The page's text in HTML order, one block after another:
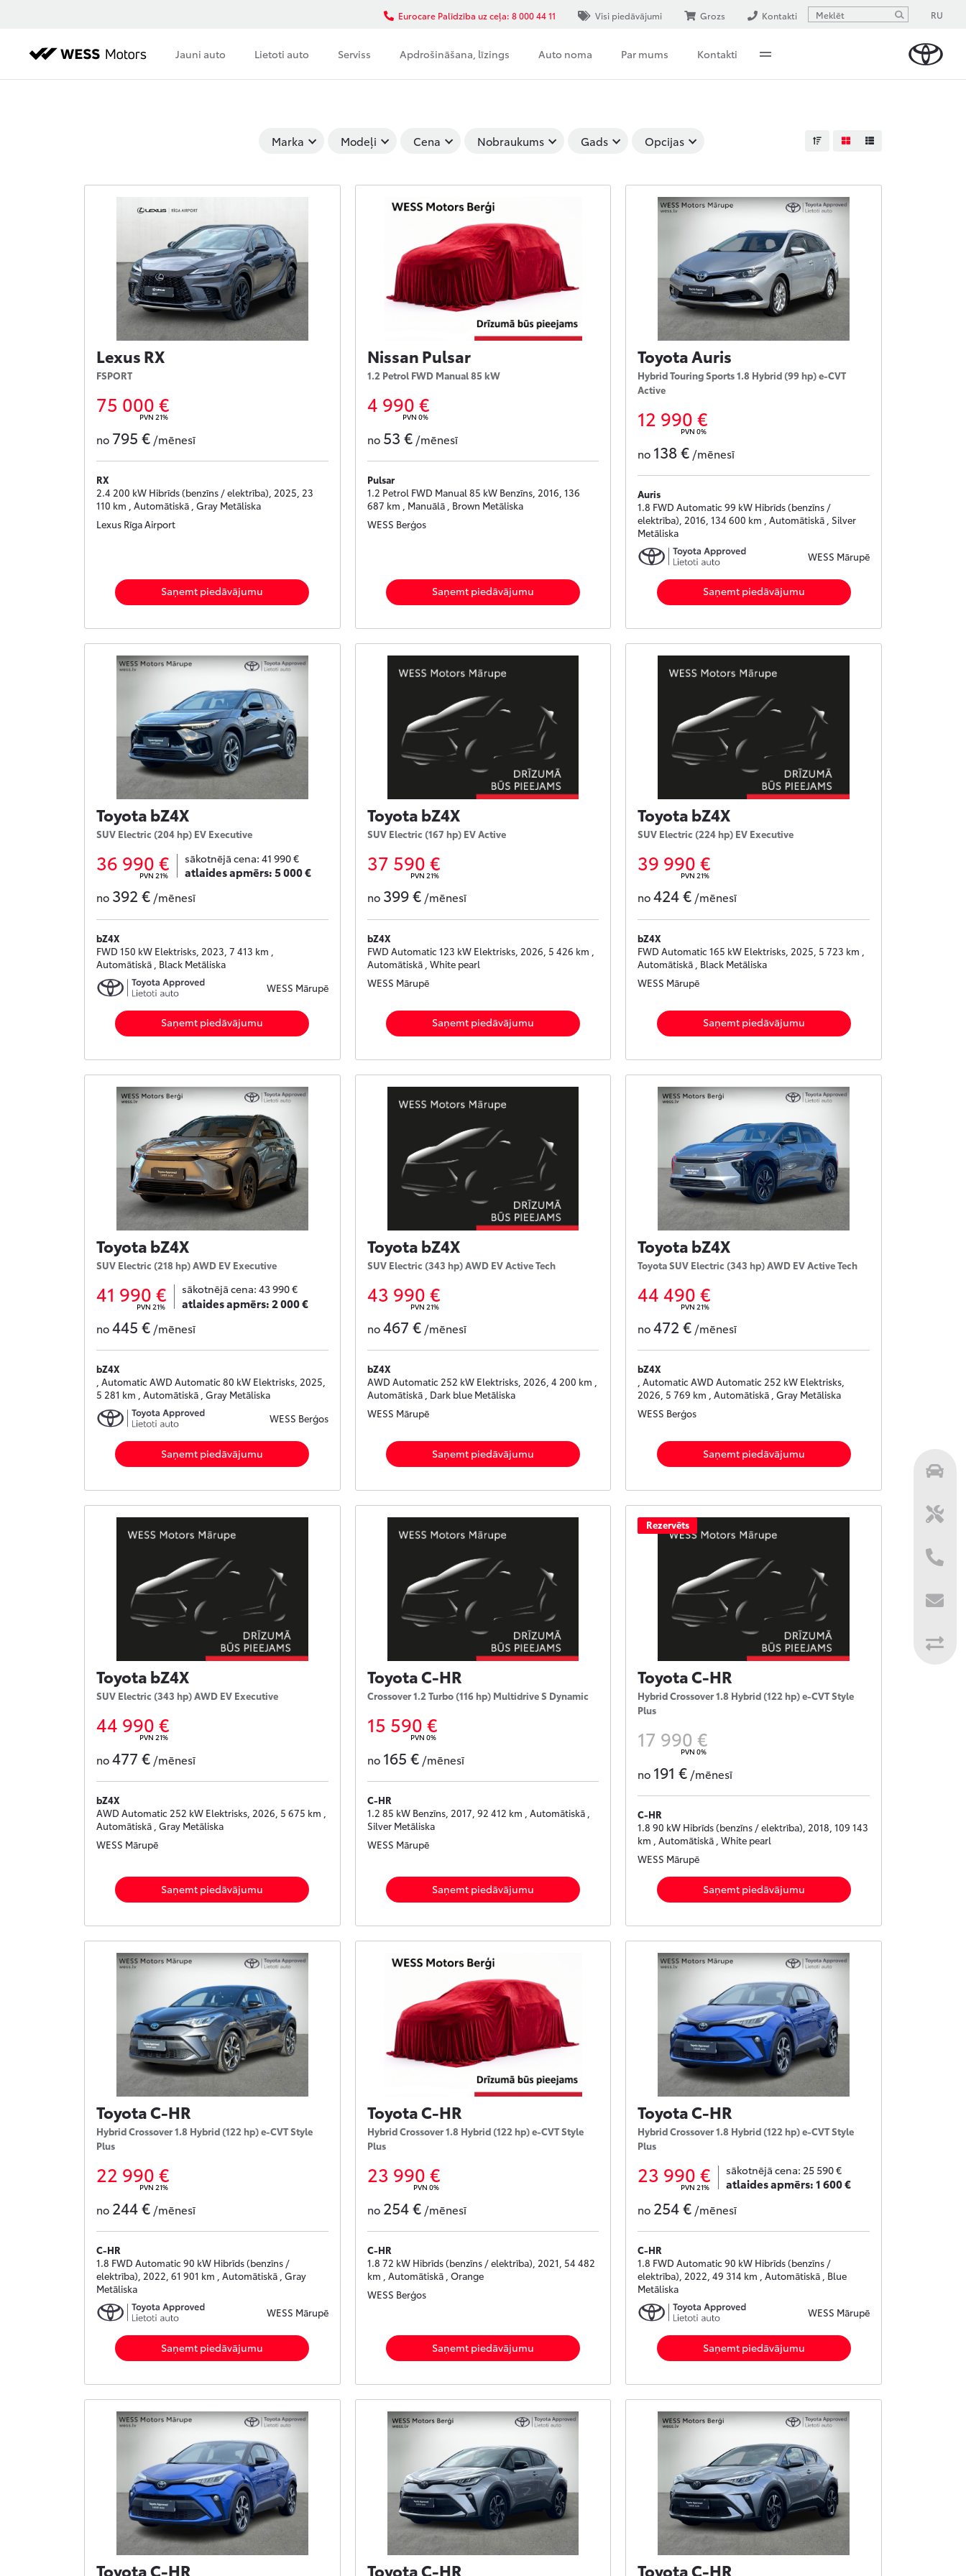
Jauni auto Lietoti auto Serviss Apdrošināšana, līzings Auto noma Par mums Kontakti
Eurocare Palīdzība uz ceļa: 8 000 44 11 Visi piedāvājumi Grozs Kontakti RU
Marka Modeļi Cena Nobraukums Gads Opcijas
Lexus RX
FSPORT
75 000 €
PVN 21%
no 795 € /mēnesī
RX
2.4 200 kW Hibrīds (benzīns / elektrība), 2025, 23
110 km , Automātiskā , Gray Metāliska
Lexus Rīga Airport
Saņemt piedāvājumu
Nissan Pulsar
1.2 Petrol FWD Manual 85 kW
4 990 €
PVN 0%
no 53 €/mēnesī
Pulsar
1.2 Petrol FWD Manual 85 kW Benzīns, 2016, 136
687 km , Manuālā , Brown Metāliska
WESS Berģos
Saņemt piedāvājumu
Toyota Auris
Hybrid Touring Sports 1.8 Hybrid (99 hp) e-CVT
Active
12 990 €
PVN 0%
no 138 € /mēnesī
Auris
1.8 FWD Automatic 99 kW Hibrīds (benzīns /
elektrība), 2016, 134 600 km , Automātiskā , Silver
Metāliska
WESS Mārupē
Saņemt piedāvājumu
Toyota bZ4X
SUV Electric (204 hp) EV Executive
36 990 €
PVN 21%
sākotnējā cena: 41 990 €
atlaides apmērs:5 000 €
no 392 € /mēnesī
bZ4X
FWD 150 kW Elektrisks, 2023, 7 413 km ,
Automātiskā , Black Metāliska
WESS Mārupē
Saņemt piedāvājumu
Toyota bZ4X
SUV Electric (167 hp) EV Active
37 590 €
PVN 21%
no 399 €/mēnesī
bZ4X
FWD Automatic 123 kW Elektrisks, 2026, 5 426 km ,
Automātiskā , White pearl
WESS Mārupē
Saņemt piedāvājumu
Toyota bZ4X
SUV Electric (224 hp) EV Executive
39 990 €
PVN 21%
no424 € /mēnesī
bZ4X
FWD Automatic 165 kW Elektrisks, 2025, 5 723 km ,
Automātiskā , Black Metāliska
WESS Mārupē
Saņemt piedāvājumu
Toyota bZ4X
SUV Electric (218 hp) AWD EV Executive
41 990 €
PVN 21%
sākotnējā cena: 43 990 €
atlaides apmērs:2 000 €
no445 € /mēnesī
bZ4X
, Automatic AWD Automatic 80 kW Elektrisks, 2025,
5 281 km , Automātiskā , Gray Metāliska
WESS Berģos
Saņemt piedāvājumu
Toyota bZ4X
SUV Electric (343 hp) AWD EV Active Tech
43 990 €
PVN 21%
no467 €/mēnesī
bZ4X
AWD Automatic 252 kW Elektrisks, 2026, 4 200 km ,
Automātiskā , Dark blue Metāliska
WESS Mārupē
Saņemt piedāvājumu
Toyota bZ4X
Toyota SUV Electric (343 hp) AWD EV Active Tech
44 490 €
PVN 21%
no472 € /mēnesī
bZ4X
, Automatic AWD Automatic 252 kW Elektrisks,
2026, 5 769 km , Automātiskā , Gray Metāliska
WESS Berģos
Saņemt piedāvājumu
Toyota bZ4X
SUV Electric (343 hp) AWD EV Executive
44 990 €
PVN 21%
no477 € /mēnesī
bZ4X
AWD Automatic 252 kW Elektrisks, 2026, 5 675 km ,
Automātiskā , Gray Metāliska
WESS Mārupē
Saņemt piedāvājumu
Toyota C-HR
Crossover 1.2 Turbo (116 hp) Multidrive S Dynamic
15 590 €
PVN 0%
no 165 €/mēnesī
C-HR
1.2 85 kW Benzīns, 2017, 92 412 km , Automātiskā ,
Silver Metāliska
WESS Mārupē
Saņemt piedāvājumu
Rezervēts
Toyota C-HR
Hybrid Crossover 1.8 Hybrid (122 hp) e-CVT Style
Plus
17 990 €
PVN 0%
no 191 € /mēnesī
C-HR
1.8 90 kW Hibrīds (benzīns / elektrība), 2018, 109 143
km , Automātiskā , White pearl
WESS Mārupē
Saņemt piedāvājumu
Toyota C-HR
Hybrid Crossover 1.8 Hybrid (122 hp) e-CVT Style
Plus
22 990 €
PVN 21%
no 244 € /mēnesī
C-HR
1.8 FWD Automatic 90 kW Hibrīds (benzīns /
elektrība), 2022, 61 901 km , Automātiskā , Gray
Metāliska
WESS Mārupē
Saņemt piedāvājumu
Toyota C-HR
Hybrid Crossover 1.8 Hybrid (122 hp) e-CVT Style
Plus
23 990 €
PVN 0%
no 254 €/mēnesī
C-HR
1.8 72 kW Hibrīds (benzīns / elektrība), 2021, 54 482
km , Automātiskā , Orange
WESS Berģos
Saņemt piedāvājumu
Toyota C-HR
Hybrid Crossover 1.8 Hybrid (122 hp) e-CVT Style
Plus
23 990 €
PVN 21%
sākotnējā cena: 25 590 €
atlaides apmērs:1 600 €
no 254 € /mēnesī
C-HR
1.8 FWD Automatic 90 kW Hibrīds (benzīns /
elektrība), 2022, 49 314 km , Automātiskā , Blue
Metāliska
WESS Mārupē
Saņemt piedāvājumu
Toyota C-HR Toyota C-HR Toyota C-HR